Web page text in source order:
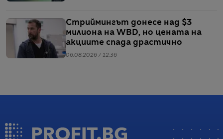
Стриймингът донесе над $3
милиона на WBD, но цената на
акциите спада драстично
06.08.2026 / 12:36